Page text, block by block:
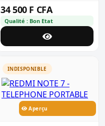
34 500 F CFA
Qualité : Bon Etat
INDISPONIBLE
Aperçu